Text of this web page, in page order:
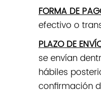
FORMA DE
efectivo o
PLAZO DE
se envían
hábiles
confirmación